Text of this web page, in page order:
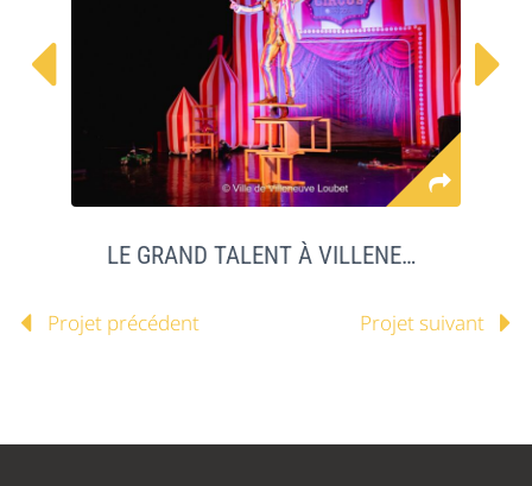
 
LE GRAND TALENT À VILLENEUVE LOUBET
Projet précédent Projet suivant